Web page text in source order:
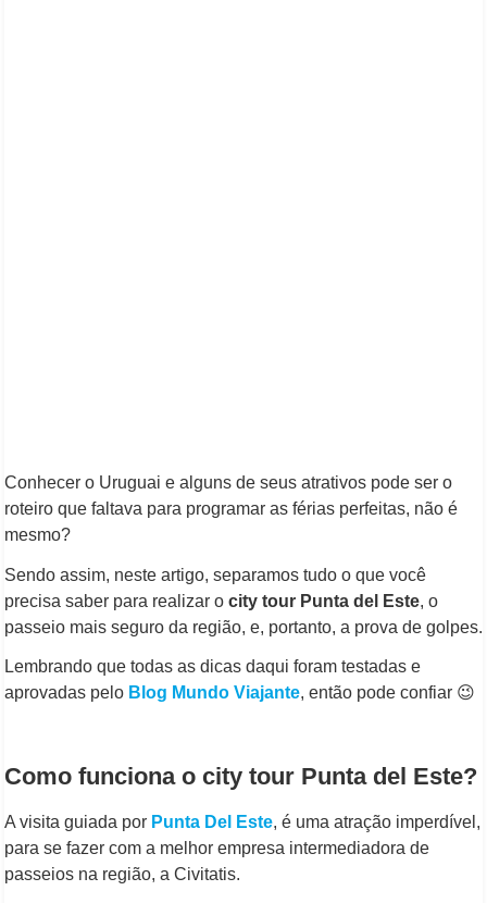
Conhecer o Uruguai e alguns de seus atrativos pode ser o
roteiro que faltava para programar as férias perfeitas, não é
mesmo?
Sendo assim, neste artigo, separamos tudo o que você
precisa saber para realizar o city tour Punta del Este, o
passeio mais seguro da região, e, portanto, a prova de golpes.
Lembrando que todas as dicas daqui foram testadas e
aprovadas pelo Blog Mundo Viajante, então pode confiar 😉
Como funciona o city tour Punta del Este?
A visita guiada por Punta Del Este, é uma atração imperdível,
para se fazer com a melhor empresa intermediadora de
passeios na região, a Civitatis.